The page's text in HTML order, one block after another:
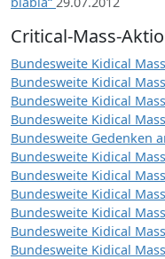
Critical-Mass-
Bundesweite Kidical
Bundesweite Kidical
Bundesweite Kidical
Bundesweite Kidical
Bundesweite Gedenken
Bundesweite Kidical
Bundesweite Kidical
Bundesweite Kidical
Bundesweite Kidical
Bundesweite Kidical
Bundesweite Kidical